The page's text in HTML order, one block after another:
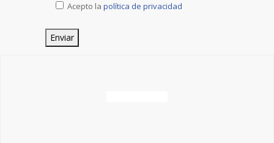
Acepto la política de privacidad